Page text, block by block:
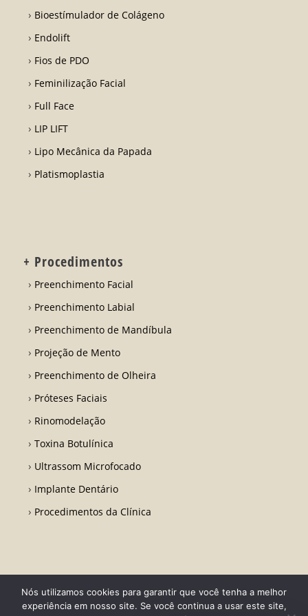
Bioestímulador de Colágeno
Endolift
Fios de PDO
Feminilização Facial
Full Face
LIP LIFT
Lipo Mecânica da Papada
Platismoplastia
+ Procedimentos
Preenchimento Facial
Preenchimento Labial
Preenchimento de Mandíbula
Projeção de Mento
Preenchimento de Olheira
Próteses Faciais
Rinomodelação
Toxina Botulínica
Ultrassom Microfocado
Implante Dentário
Procedimentos da Clínica
Todos os direitos reservados - Dr. Fabio Ricardo Barros | CRO RJ 31728-
Nós utilizamos cookies para garantir que você tenha a melhor
experiência em nosso site. Se você continua a usar este site,